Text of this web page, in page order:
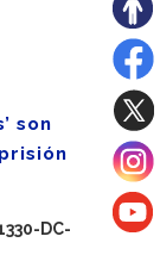
son
DC-